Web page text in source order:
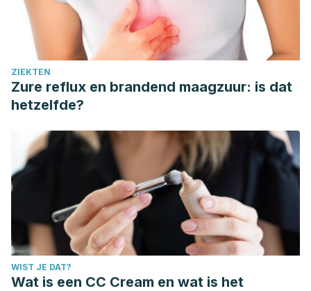
ZIEKTEN
Zure reflux en brandend maagzuur: is dat
hetzelfde?
WIST JE DAT?
Wat is een CC Cream en wat is het